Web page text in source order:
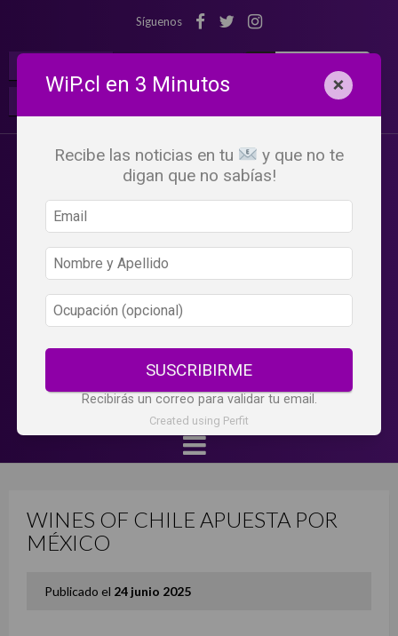
Síguenos
WINES OF CHILE APUESTA POR
MÉXICO
Publicado el 24 junio 2025
WiP.cl en 3 Minutos ×
Recibe las noticias en tu
y que no te
digan que no sabías!
SUSCRIBIRME
Recibirás un correo para validar tu email.
Created using Perfit